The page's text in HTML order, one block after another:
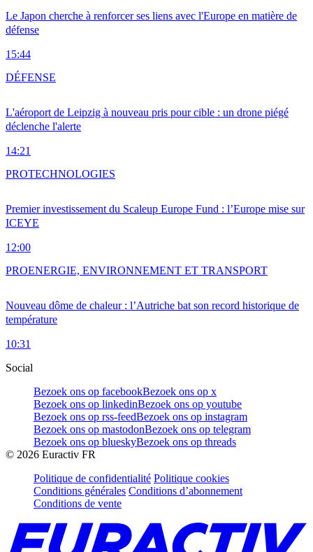
Le Japon cherche à renforcer ses liens avec l'Europe en matière de
défense
15:44
L'aéroport de Leipzig à nouveau pris pour cible : un drone piégé
déclenche l'alerte
14:21
DÉFENSE
Premier investissement du Scaleup Europe Fund : l’Europe mise sur
ICEYE
12:00
PROTECHNOLOGIES
Nouveau dôme de chaleur : l’Autriche bat son record historique de
température
10:31
PROENERGIE, ENVIRONNEMENT ET TRANSPORT
Social
Bezoek ons op facebookBezoek ons op x
Bezoek ons op linkedinBezoek ons op youtube
Bezoek ons op rss-feedBezoek ons op instagram
Bezoek ons op mastodonBezoek ons op telegram
Bezoek ons op blueskyBezoek ons op threads
© 2026 Euractiv FR
Politique de confidentialité Politique cookies
Conditions générales Conditions d’abonnement
Conditions de vente